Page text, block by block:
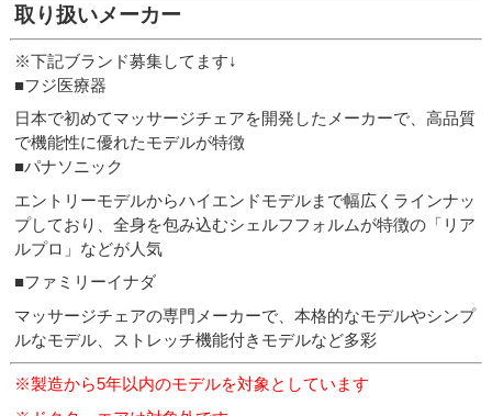
取り扱いメーカー
※下記ブランド募集してます↓
■フジ医療器
日本で初めてマッサージチェアを開発したメーカーで、高品質
で機能性に優れたモデルが特徴
■パナソニック
エントリーモデルからハイエンドモデルまで幅広くラインナッ
プしており、全身を包み込むシェルフフォルムが特徴の「リア
ルプロ」などが人気
■ファミリーイナダ
マッサージチェアの専門メーカーで、本格的なモデルやシンプ
ルなモデル、ストレッチ機能付きモデルなど多彩
※製造から5年以内のモデルを対象としています